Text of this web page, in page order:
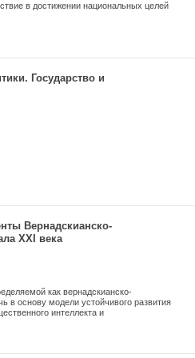
в достижении национальных целей
Государство и
Вернадскианско-
XXI века
как вернадскианско-
в основу модели устойчивого развития
интеллекта и